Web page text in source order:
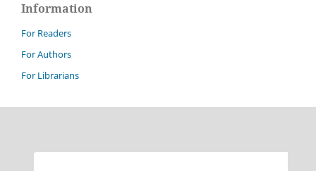
Information
For Readers
For Authors
For Librarians